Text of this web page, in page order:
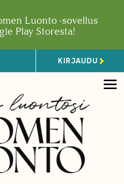
Luonto -sovellus
Play Storesta!
KIRJAUDU